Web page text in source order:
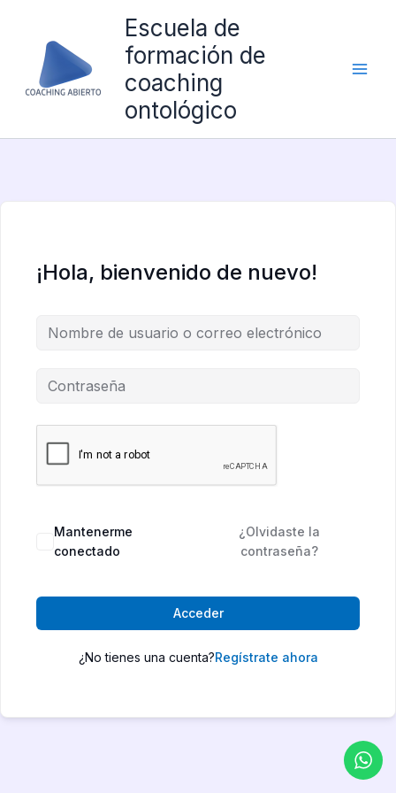
contenido
Escuela de
formación de
coaching
ontológico
¡Hola, bienvenido de nuevo!
Mantenerme
conectado
¿Olvidaste la
contraseña?
Acceder
¿No tienes una cuenta?Regístrate ahora